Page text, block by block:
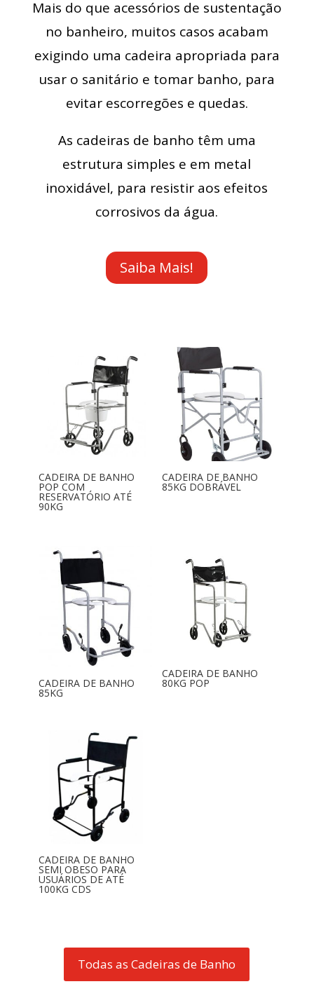
Mais do que acessórios de sustentação
no banheiro, muitos casos acabam
exigindo uma cadeira apropriada para
usar o sanitário e tomar banho, para
evitar escorregões e quedas.
As cadeiras de banho têm uma
estrutura simples e em metal
inoxidável, para resistir aos efeitos
corrosivos da água.
Saiba Mais!
CADEIRA DE BANHO
POP COM
RESERVATÓRIO ATÉ
90KG
CADEIRA DE BANHO
85KG DOBRÁVEL
CADEIRA DE BANHO
85KG
CADEIRA DE BANHO
80KG POP
CADEIRA DE BANHO
SEMI OBESO PARA
USUÁRIOS DE ATÉ
100KG CDS
Todas as Cadeiras de Banho